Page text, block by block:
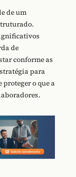
de um
de
conforme as
para
o que a